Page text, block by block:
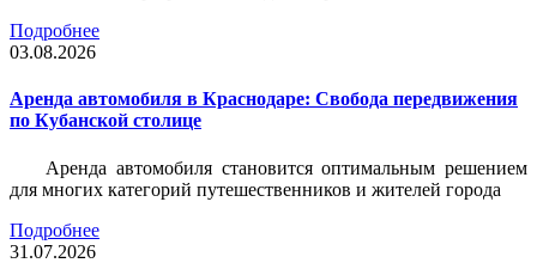
Подробнее
03.08.2026
Аренда автомобиля в Краснодаре: Свобода передвижения
по Кубанской столице
Аренда автомобиля становится оптимальным решением
для многих категорий путешественников и жителей города
Подробнее
31.07.2026